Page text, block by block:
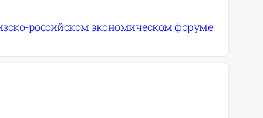
российском экономическом форуме